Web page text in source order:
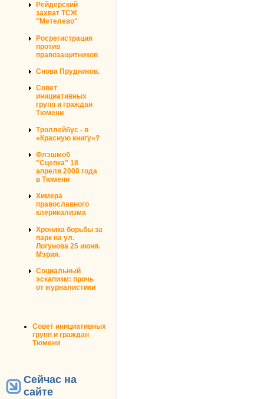
Рейдерский
захват ТСЖ
"Метелево"
Росрегистрация
против
правозащитников
Снова Прудников.
Совет
инициативных
групп и граждан
Тюмени
Троллейбус - в
«Красную книгу»?
Флэшмоб
"Сцепка" 18
апреля 2008 года
в Тюмени
Химера
православного
клерикализма
Хроника борьбы за
парк на ул.
Логунова 25 июня.
Мэрия.
Социальный
эскапизм: прочь
от журналистики
Совет инициативных
групп и граждан
Тюмени
Сейчас на
сайте